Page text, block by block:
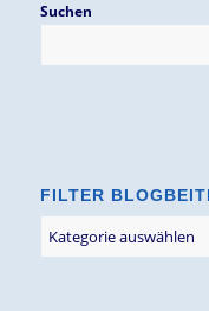
Suchen
FILTER
Blogbeiträge